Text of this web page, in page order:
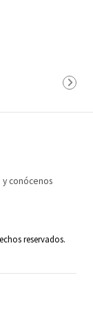
y conócenos
reservados.